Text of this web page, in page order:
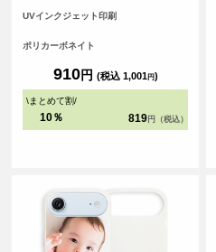
す。
UVインクジェット印刷
ポリカーボネイト
910円 (税込 1,001円)
\まとめて割/
10％ 819 円（税込）